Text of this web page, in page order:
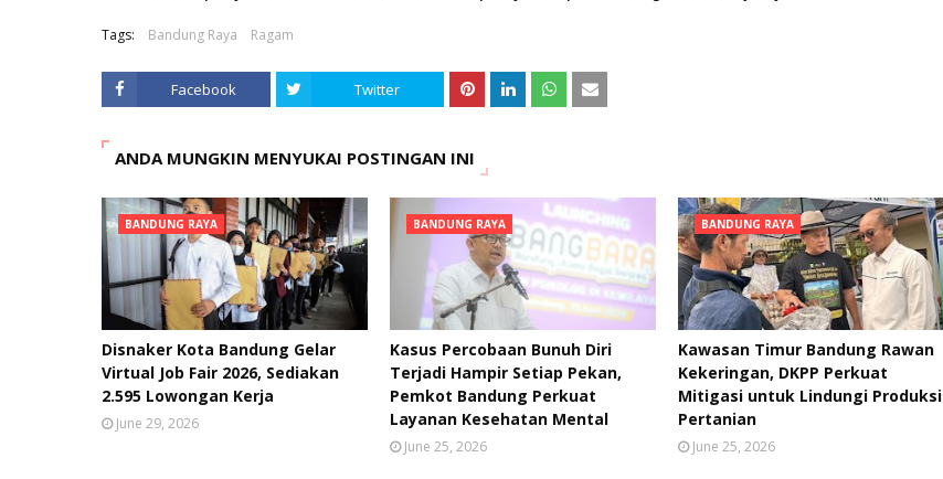
Tags: Bandung Raya Ragam
Facebook Twitter
ANDA MUNGKIN MENYUKAI POSTINGAN INI
BANDUNG RAYA
Disnaker Kota Bandung Gelar
Virtual Job Fair 2026, Sediakan
2.595 Lowongan Kerja
June 29, 2026
BANDUNG RAYA
Kasus Percobaan Bunuh Diri
Terjadi Hampir Setiap Pekan,
Pemkot Bandung Perkuat
Layanan Kesehatan Mental
June 25, 2026
BANDUNG RAYA
Kawasan Timur Bandung Rawan
Kekeringan, DKPP Perkuat
Mitigasi untuk Lindungi Produksi
Pertanian
June 25, 2026